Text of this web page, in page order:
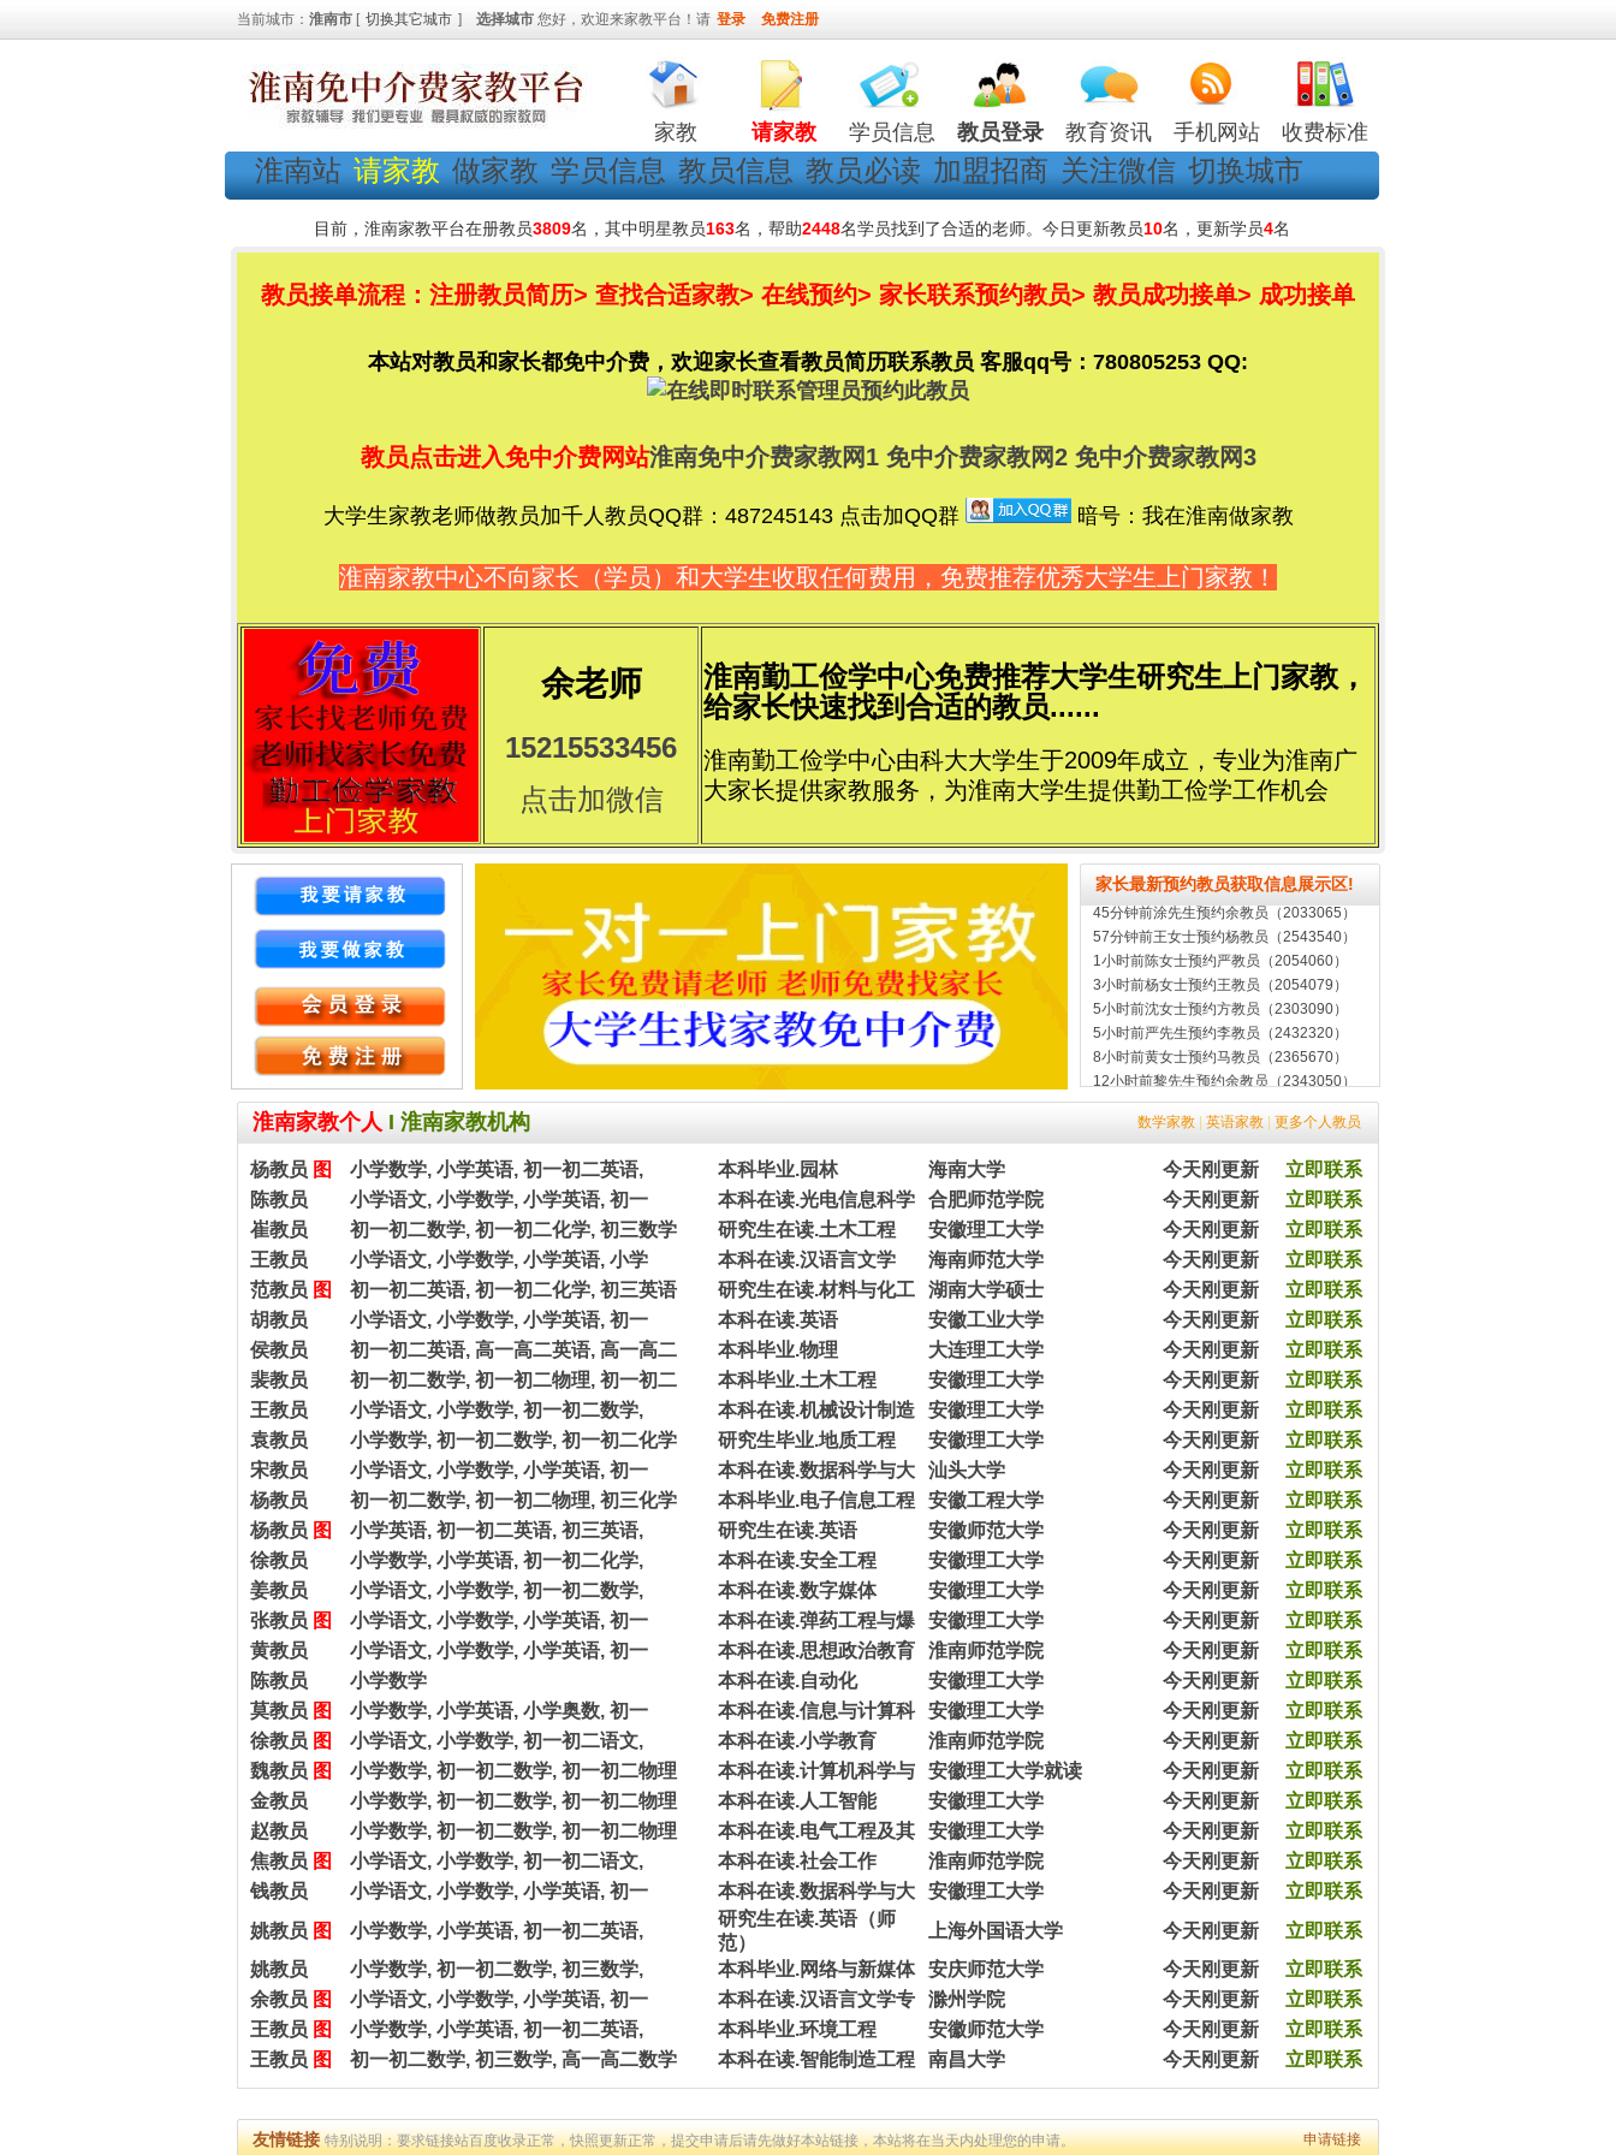
当前城市： 淮南市 [ 切换其它城市 ] 选择城市 您好，欢迎来家教平台！请 登录 免费注册
家教 请家教 学员信息 教员登录 教育资讯 手机网站 收费标准
淮南站 请家教 做家教 学员信息 教员信息 教员必读 加盟招商 关注微信 切换城市
目前，淮南家教平台在册教员3809名，其中明星教员163名，帮助2448名学员找到了合适的老师。今日更新教员10名，更新学员4名
教员接单流程：注册教员简历> 查找合适家教> 在线预约> 家长联系预约教员> 教员成功接单> 成功接单
本站对教员和家长都免中介费，欢迎家长查看教员简历联系教员 客服qq号：780805253 QQ:
教员点击进入免中介费网站淮南免中介费家教网1 免中介费家教网2 免中介费家教网3
大学生家教老师做教员加千人教员QQ群：487245143 点击加QQ群 暗号：我在淮南做家教
淮南家教中心不向家长（学员）和大学生收取任何费用，免费推荐优秀大学生上门家教！
余老师
15215533456
点击加微信
淮南勤工俭学中心免费推荐大学生研究生上门家教，
给家长快速找到合适的教员......
淮南勤工俭学中心由科大大学生于2009年成立，专业为淮南广
大家长提供家教服务，为淮南大学生提供勤工俭学工作机会
家长最新预约教员获取信息展示区!
7分钟前平女士预约王教员（2003070）
20分钟前高先生预约张教员（2403650）
45分钟前涂先生预约余教员（2033065）
57分钟前王女士预约杨教员（2543540）
1小时前陈女士预约严教员（2054060）
3小时前杨女士预约王教员（2054079）
5小时前沈女士预约方教员（2303090）
5小时前严先生预约李教员（2432320）
8小时前黄女士预约马教员（2365670）
12小时前黎先生预约余教员（2343050）
7分钟前平女士预约王教员（2003070）
45分钟前涂先生预约余教员（2033065）
57分钟前王女士预约杨教员（2543540）
1小时前陈女士预约严教员（2054060）
3小时前杨女士预约王教员（2054079）
5小时前沈女士预约方教员（2303090）
5小时前严先生预约李教员（2432320）
8小时前黄女士预约马教员（2365670）
12小时前黎先生预约余教员（2343050）
7分钟前平女士预约王教员（2003070）
20分钟前高先生预约张教员（2403650）
45分钟前涂先生预约余教员（2033065）
57分钟前王女士预约杨教员（2543540）
1小时前陈女士预约严教员（2054060）
3小时前杨女士预约王教员（2054079）
5小时前沈女士预约方教员（2303090）
5小时前严先生预约李教员（2432320）
8小时前黄女士预约马教员（2365670）
12小时前黎先生预约余教员（2343050）
7分钟前平女士预约王教员（2003070）
20分钟前高先生预约张教员（2403650）
45分钟前涂先生预约余教员（2033065）
57分钟前王女士预约杨教员（2543540）
1小时前陈女士预约严教员（2054060）
3小时前杨女士预约王教员（2054079）
5小时前沈女士预约方教员（2303090）
5小时前严先生预约李教员（2432320）
8小时前黄女士预约马教员（2365670）
12小时前黎先生预约余教员（2343050）
7分钟前平女士预约王教员（2003070）
20分钟前高先生预约张教员（2403650）
45分钟前涂先生预约余教员（2033065）
57分钟前王女士预约杨教员（2543540）
1小时前陈女士预约严教员（2054060）
3小时前杨女士预约王教员（2054079）
5小时前严先生预约李教员（2432320）
8小时前黄女士预约马教员（2365670）
12小时前黎先生预约余教员（2343050）
7分钟前平女士预约王教员（2003070）
20分钟前高先生预约张教员（2403650）
57分钟前王女士预约杨教员（2543540）
1小时前陈女士预约严教员（2054060）
数学家教 英语家教 更多个人教员
淮南家教个人 I 淮南家教机构
杨教员 图 小学数学, 小学英语, 初一初二英语, 本科毕业.园林 海南大学 今天刚更新
立即联系
陈教员
小学语文, 小学数学, 小学英语, 初一 本科在读.光电信息科学 合肥师范学院 今天刚更新
立即联系
崔教员
初一初二数学, 初一初二化学, 初三数学 研究生在读.土木工程 安徽理工大学 今天刚更新
立即联系
王教员
小学语文, 小学数学, 小学英语, 小学 本科在读.汉语言文学 海南师范大学 今天刚更新
立即联系
范教员 图 初一初二英语, 初一初二化学, 初三英语 研究生在读.材料与化工 湖南大学硕士 今天刚更新
立即联系
胡教员
小学语文, 小学数学, 小学英语, 初一 本科在读.英语 安徽工业大学 今天刚更新
立即联系
侯教员
初一初二英语, 高一高二英语, 高一高二 本科毕业.物理 大连理工大学 今天刚更新
立即联系
裴教员
初一初二数学, 初一初二物理, 初一初二 本科毕业.土木工程 安徽理工大学 今天刚更新
立即联系
王教员
小学语文, 小学数学, 初一初二数学, 本科在读.机械设计制造 安徽理工大学 今天刚更新
立即联系
袁教员
小学数学, 初一初二数学, 初一初二化学 研究生毕业.地质工程 安徽理工大学 今天刚更新
立即联系
宋教员
小学语文, 小学数学, 小学英语, 初一 本科在读.数据科学与大 汕头大学 今天刚更新
立即联系
杨教员
初一初二数学, 初一初二物理, 初三化学 本科毕业.电子信息工程 安徽工程大学 今天刚更新
立即联系
杨教员 图 小学英语, 初一初二英语, 初三英语, 研究生在读.英语 安徽师范大学 今天刚更新
立即联系
徐教员
小学数学, 小学英语, 初一初二化学, 本科在读.安全工程 安徽理工大学 今天刚更新
立即联系
姜教员
小学语文, 小学数学, 初一初二数学, 本科在读.数字媒体 安徽理工大学 今天刚更新
立即联系
张教员 图 小学语文, 小学数学, 小学英语, 初一 本科在读.弹药工程与爆 安徽理工大学 今天刚更新
立即联系
黄教员
小学语文, 小学数学, 小学英语, 初一 本科在读.思想政治教育 淮南师范学院 今天刚更新
立即联系
陈教员
小学数学 本科在读.自动化 安徽理工大学 今天刚更新
立即联系
莫教员 图 小学数学, 小学英语, 小学奥数, 初一 本科在读.信息与计算科 安徽理工大学 今天刚更新
立即联系
徐教员 图 小学语文, 小学数学, 初一初二语文, 本科在读.小学教育 淮南师范学院 今天刚更新
立即联系
魏教员 图 小学数学, 初一初二数学, 初一初二物理 本科在读.计算机科学与 安徽理工大学就读 今天刚更新
立即联系
金教员
小学数学, 初一初二数学, 初一初二物理 本科在读.人工智能 安徽理工大学 今天刚更新
立即联系
赵教员
小学数学, 初一初二数学, 初一初二物理 本科在读.电气工程及其 安徽理工大学 今天刚更新
立即联系
焦教员 图 小学语文, 小学数学, 初一初二语文, 本科在读.社会工作 淮南师范学院 今天刚更新
立即联系
钱教员
小学语文, 小学数学, 小学英语, 初一 本科在读.数据科学与大 安徽理工大学 今天刚更新
立即联系
姚教员 图 小学数学, 小学英语, 初一初二英语,
研究生在读.英语（师
范）
上海外国语大学 今天刚更新
立即联系
姚教员
小学数学, 初一初二数学, 初三数学, 本科毕业.网络与新媒体 安庆师范大学 今天刚更新
立即联系
余教员 图 小学语文, 小学数学, 小学英语, 初一 本科在读.汉语言文学专 滁州学院 今天刚更新
立即联系
王教员 图 小学数学, 小学英语, 初一初二英语, 本科毕业.环境工程 安徽师范大学 今天刚更新
立即联系
王教员 图 初一初二数学, 初三数学, 高一高二数学 本科在读.智能制造工程 南昌大学 今天刚更新 立即联系
申请链接
友情链接特别说明：要求链接站百度收录正常，快照更新正常，提交申请后请先做好本站链接，本站将在当天内处理您的申请。